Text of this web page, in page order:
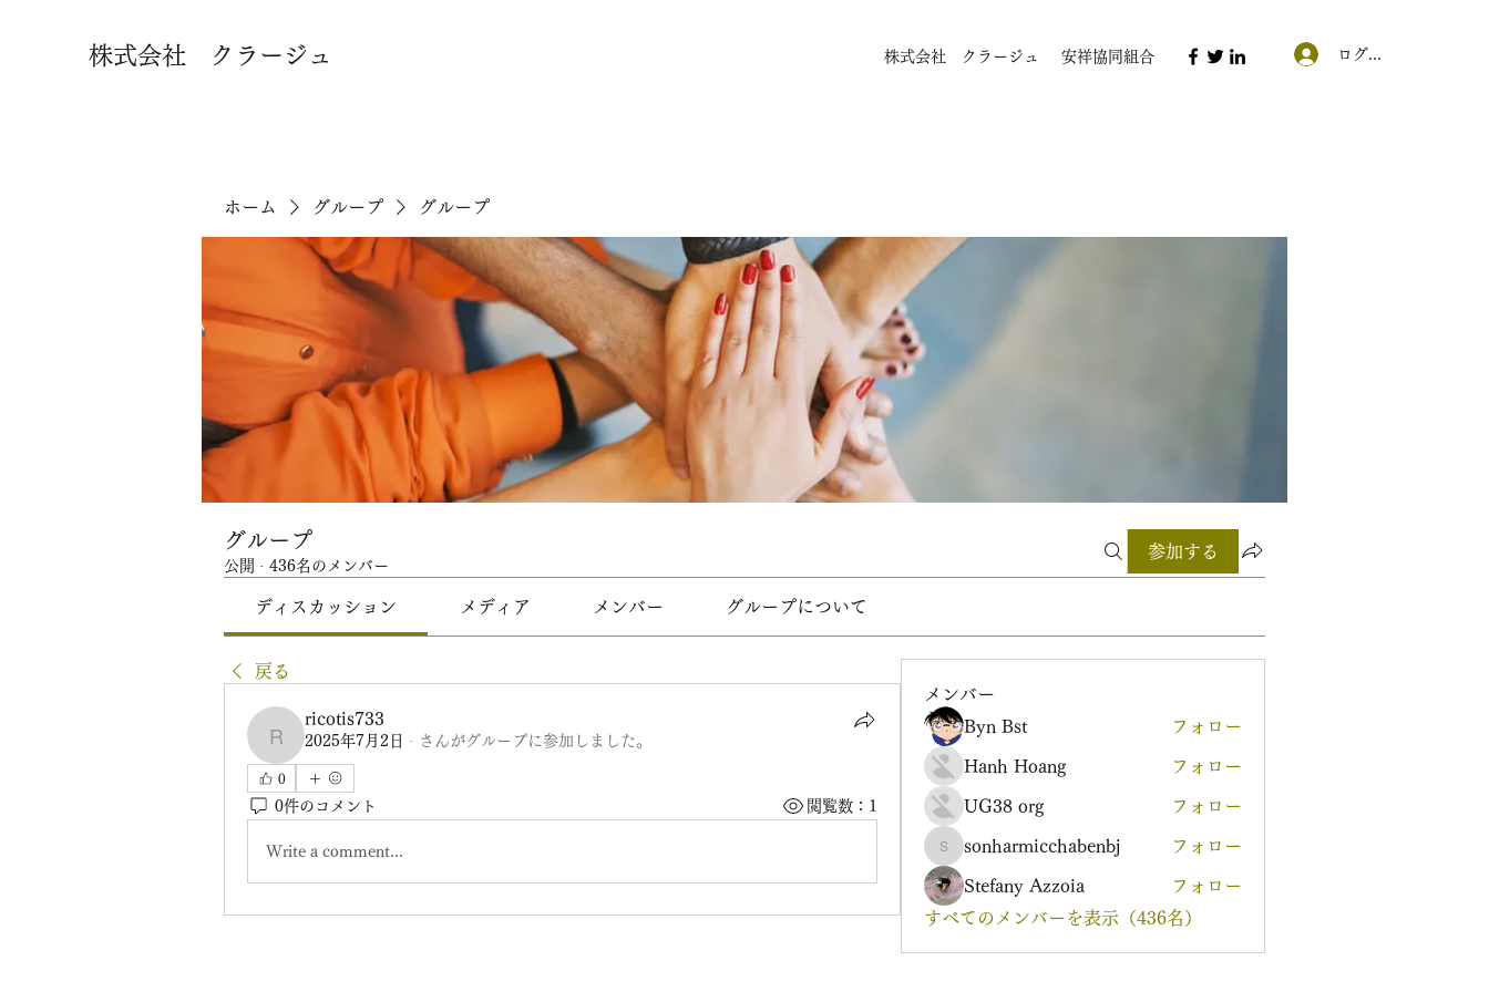
株式会社 クラージュ 株式会社 クラージュ 安祥協同組合 ログイン
ホーム グループ グループ
グループ
公開 · 436名のメンバー
参加する
ディスカッション メディア メンバー グループについて
戻る
ricotis733
ricotis733
2025年7月2日 · さんがグループに参加しました。
0
0件のコメント 閲覧数：1
Write a comment...
メンバー
Byn Bst
フォロー
Hanh Hoang フォロー
UG38 org フォロー
sonharmicchabenbj
sonharmicchabenbj フォロー
Stefany Azzoia
フォロー
すべてのメンバーを表示（436名）